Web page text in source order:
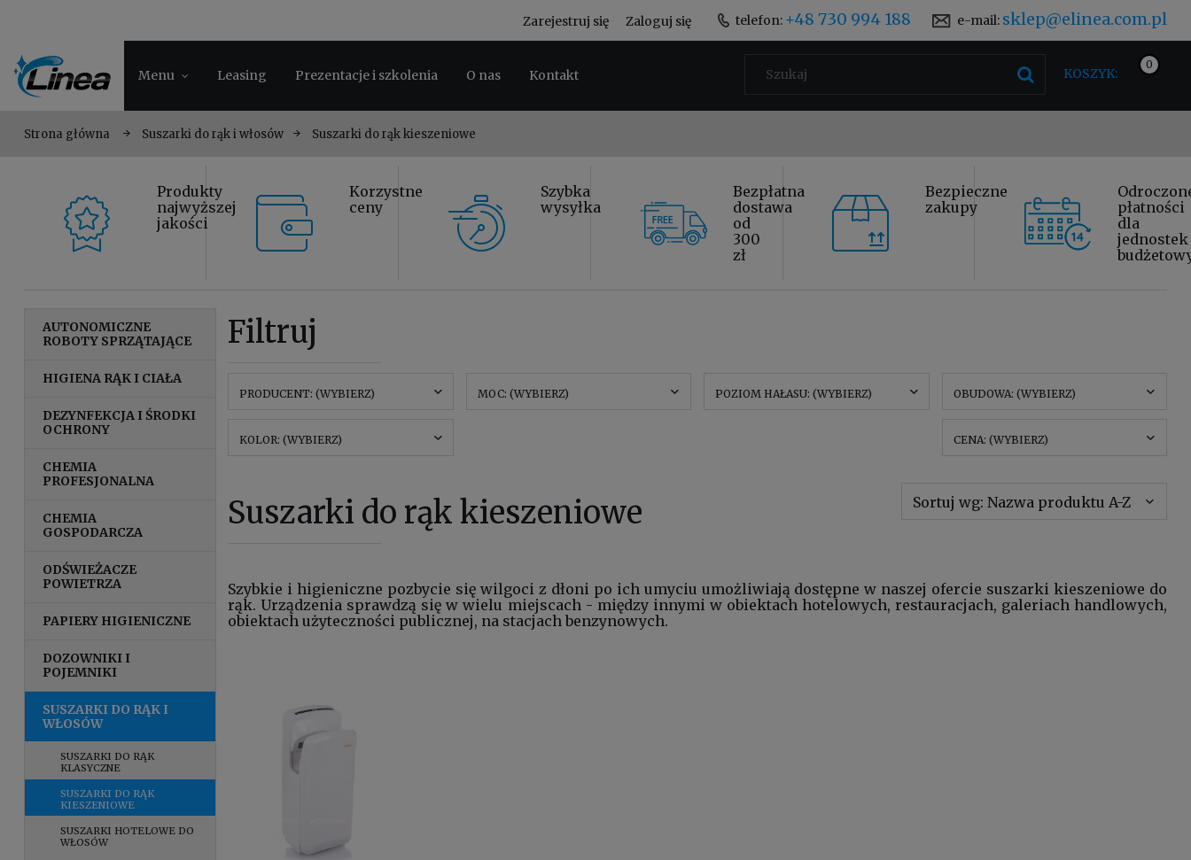
telefon: +48 730 994 188 e-mail: sklep@elinea.com.pl
Zarejestruj się Zaloguj się
Menu Leasing Prezentacje i szkolenia O nas Kontakt KOSZYK:
Strona główna Suszarki do rąk i włosów Suszarki do rąk kieszeniowe
Produkty
najwyższej
jakości
Korzystne
ceny
Szybka
wysyłka
Bezpłatna
dostawa
od
300
zł
Bezpieczne
zakupy
płatności
dla
jednostek
AUTONOMICZNE
ROBOTY SPRZĄTAJĄCE
HIGIENA RĄK I CIAŁA
DEZYNFEKCJA I ŚRODKI
OCHRONY
CHEMIA
PROFESJONALNA
CHEMIA
GOSPODARCZA
ODŚWIEŻACZE
POWIETRZA
PAPIERY HIGIENICZNE
DOZOWNIKI I
POJEMNIKI
SUSZARKI DO RĄK I
WŁOSÓW
SUSZARKI DO RĄK
KLASYCZNE
SUSZARKI DO RĄK
KIESZENIOWE
SUSZARKI HOTELOWE DO
WŁOSÓW
Filtruj
PRODUCENT: (WYBIERZ) MOC: (WYBIERZ) POZIOM HAŁASU: (WYBIERZ) OBUDOWA: (WYBIERZ)
KOLOR: (WYBIERZ) CENA: (WYBIERZ)
Suszarki do rąk kieszeniowe Sortuj wg:Nazwa produktu A-Z
Szybkie i higieniczne pozbycie się wilgoci z dłoni po ich umyciu umożliwiają dostępne w naszej ofercie suszarki kieszeniowe do
rąk. Urządzenia sprawdzą się w wielu miejscach - między innymi w obiektach hotelowych, restauracjach, galeriach handlowych,
obiektach użyteczności publicznej, na stacjach benzynowych.